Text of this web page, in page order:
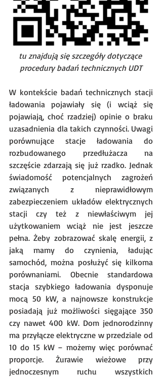
tu znajdują się szczegóły dotyczące
procedury badań technicznych UDT
W kontekście badań technicznych stacji
ładowania pojawiały się (i wciąż się
pojawiają, choć rzadziej) opinie o braku
uzasadnienia dla takich czynności. Uwagi
porównujące stacje ładowania do
rozbudowanego przedłużacza na
szczęście zdarzają się już rzadko. Jednak
świadomość potencjalnych zagrożeń
związanych z nieprawidłowym
zabezpieczeniem układów elektrycznych
stacji czy też z niewłaściwym jej
użytkowaniem wciąż nie jest jeszcze
pełna. Żeby zobrazować skalę energii, z
jaką mamy do czynienia, ładując
samochód, można posłużyć się kilkoma
porównaniami. Obecnie standardowa
stacja szybkiego ładowania dysponuje
mocą 50 kW, a najnowsze konstrukcje
posiadają już możliwości sięgające 350
czy nawet 400 kW. Dom jednorodzinny
ma przyłącze elektryczne w przedziale od
10 do 15 kW – możemy więc porównać
proporcje. Żurawie wieżowe przy
jednoczesnym ruchu wszystkich